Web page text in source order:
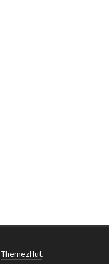
ThemezHut.